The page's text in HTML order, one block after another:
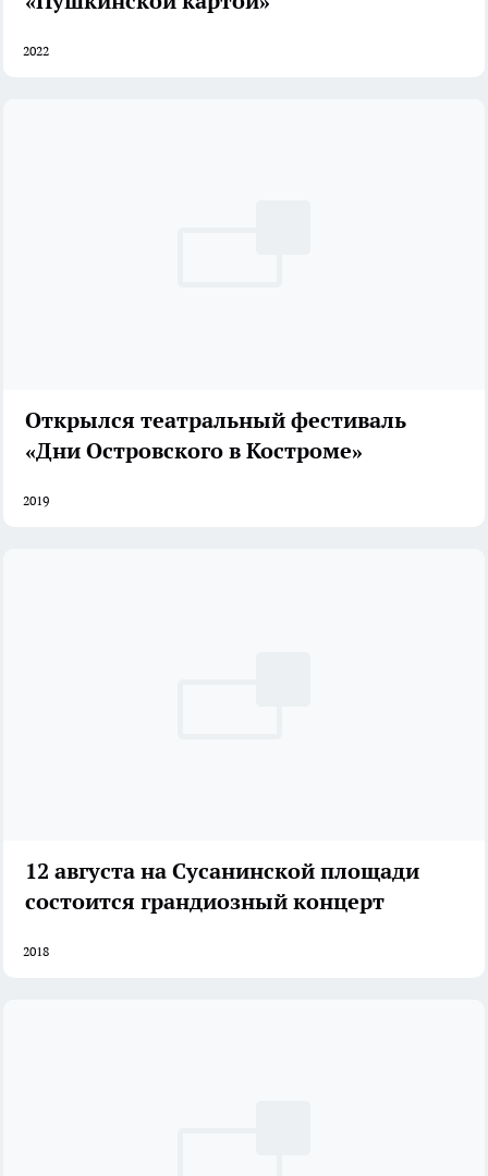
2022
Открылся театральный фестиваль
«Дни Островского в Костроме»
2019
12 августа на Сусанинской площади
состоится грандиозный концерт
2018